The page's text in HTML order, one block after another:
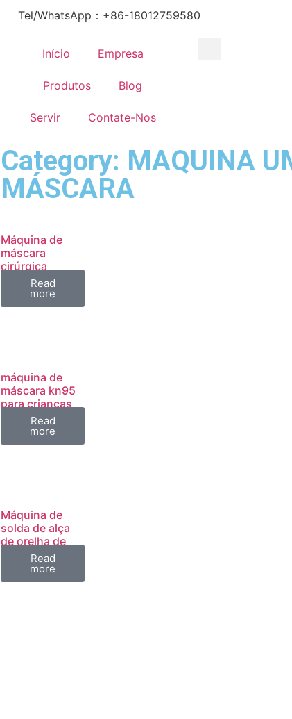
Tel/WhatsApp：+86-18012759580
Início Empresa
Produtos Blog
Servir Contate-Nos
Category: MAQUINA
MÁSCARA
Máquina de
máscara
cirúrgica
Read
more
máquina de
máscara kn95
para crianças
Read
more
Máquina de
solda de alça
de orelha de
máscara
Read
more